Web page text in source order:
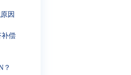
因
补偿
？